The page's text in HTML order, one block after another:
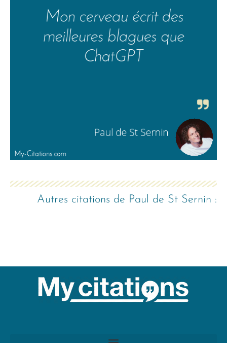
Autres citations de Paul de St Sernin :